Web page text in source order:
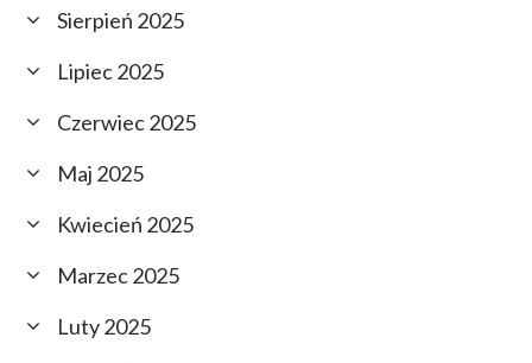
Sierpień 2025
Lipiec 2025
Czerwiec 2025
Maj 2025
Kwiecień 2025
Marzec 2025
Luty 2025